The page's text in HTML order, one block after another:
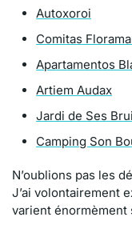
Autoxoroi
Comitas
Apartamentos
Artiem Audax
Jardi de Ses
Camping Son
N’oublions pas les
J’ai volontairement
varient énormèment